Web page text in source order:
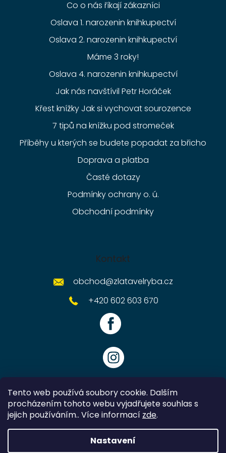
Tento web používá soubory cookie. Dalším
procházením tohoto webu vyjadřujete souhlas s
jejich používáním.. Více informací zde.
Nastavení
Co o nás říkají zákazníci
Oslava 1. narozenin knihkupectví
Oslava 2. narozenin knihkupectví
Máme 3 roky!
Oslava 4. narozenin knihkupectví
Jak nás navštívil Petr Horáček
Křest knížky Jak si vychovat sourozence
7 tipů na knížku pod stromeček
Příběhy u kterých se budete popadat za břicho
Doprava a platba
Časté dotazy
Podmínky ochrany o. ú.
Obchodní podmínky
Kontakt
obchod@zlatavelryba.cz
+420 602 603 670
Vytvořil Shoptet